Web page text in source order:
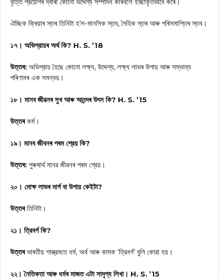
ঐচ্ছিক ক্ৰিয়াৰ স্তৰ তিনিটা হ’ল-মানসিক স্তব, দৈহিক স্তৰ আৰু পৰিসমাপ্তিৰ স্তব।
১৭। অভিপ্রায়ৰ অৰ্থ কি? H. S. ’18
উত্তৰ: অভিপ্রায় হৈছে কোনো লক্ষ্য, উদ্দেশ্য, লক্ষ্য লাভৰ উপায় আৰু সম্ভাব্য
পৰিণামৰ এক সমন্বয়।
১৮। মানব জীৱনৰ সুখ আৰু আনন্দৰ উৎস কি? H. S. ’15
উত্তৰকৰ্ম।
১৯। মানব জীবনৰ পৰম শ্রেয় কি?
উত্তৰ: পুৰুষাৰ্থ মানৱ জীৱনৰ পৰম শ্রেয়।
২০। মোক্ষ লাভৰ মাৰ্গ বা উপায় কেইটা?
উত্তৰতিনিটা।
২১। ত্রিবর্গ কি?
উত্তৰভাৰতীয় শাস্ত্রমতে ধর্ম, অর্থ আৰু কামক ‘ত্রিবর্গ’ বুলি কোৱা হয়।
২২। নৈতিকতা আৰু ধৰ্মৰ মাজত এটা সাদৃশ্য লিখা। H. S. ’15